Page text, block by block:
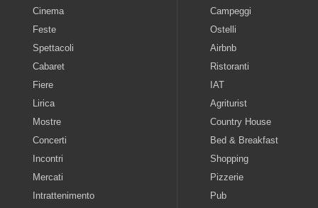
Cinema
Feste
Spettacoli
Cabaret
Fiere
Lirica
Mostre
Concerti
Incontri
Mercati
Intrattenimento
Campeggi
Ostelli
Airbnb
Ristoranti
IAT
Agriturist
Country House
Bed & Breakfast
Shopping
Pizzerie
Pub